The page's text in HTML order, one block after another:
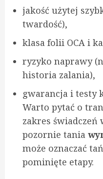
jakość użytej
twardość),
klasa folii OCA i
ryzyko naprawy
historia zalania),
gwarancja i testy
Warto pytać o
zakres świadczeń
pozornie tania
może oznaczać
pominięte etapy.